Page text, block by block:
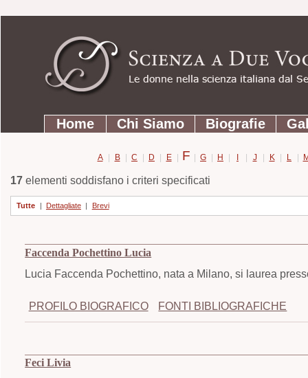
contenuti.
Strumenti
personali
SezioniHome Chi Siamo Biografie
A | B | C | D | E | F | G | H | I | J | K | L |
17elementi soddisfano i criteri specificati
Tutte | Dettagliate | Brevi
Faccenda Pochettino Lucia
Lucia Faccenda Pochettino, nata a Milano, si laurea
PROFILO BIOGRAFICO FONTI BIBLIOGRAFICHE
Feci Livia